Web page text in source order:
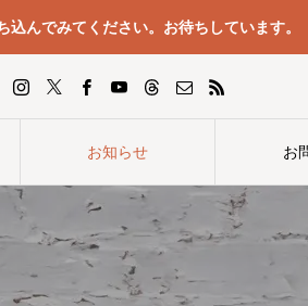
んでみてください。お待ちしています。
お知らせ お